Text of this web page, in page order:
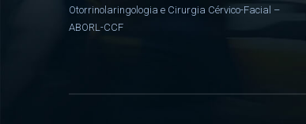
Otorrinolaringologia e Cirurgia Cérvico-Facial –
ABORL-CCF